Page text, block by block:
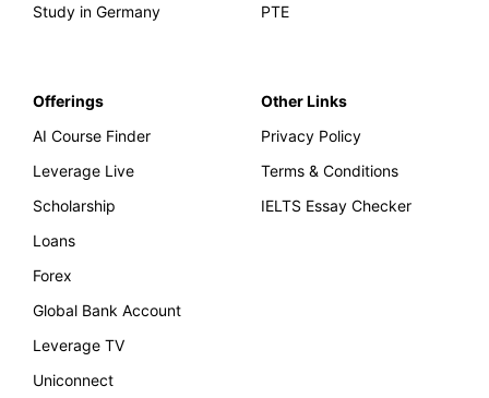
Study in Germany
PTE
Offerings
AI Course Finder
Leverage Live
Scholarship
Loans
Forex
Global Bank Account
Leverage TV
Uniconnect
Other Links
Privacy Policy
Terms & Conditions
IELTS Essay Checker